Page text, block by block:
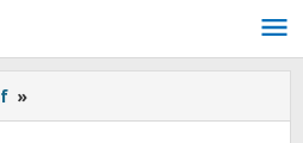
»
Panggung